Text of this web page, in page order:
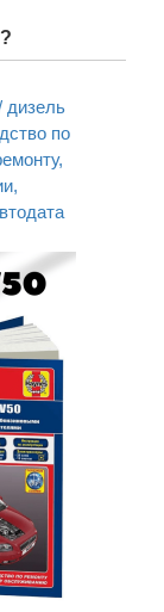
дизель
по